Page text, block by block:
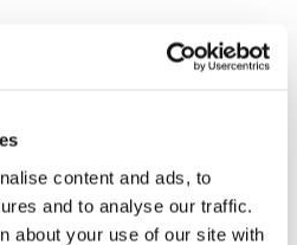
content and ads, to
and to analyse our traffic.
about your use of our site with
no será publicada.
marcados con*